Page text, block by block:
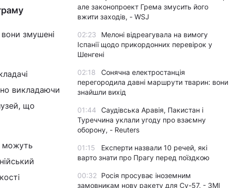
змушені
викладаючи
що
можуть
але законопроект Грема змусить його
вжити заходів, - WSJ
02:23
Мелоні відреагувала на вимогу
Іспанії щодо прикордонних перевірок у
Шенгені
02:18
Сонячна електростанція
перегородила давні маршрути тварин: вони
знайшли вихід
01:44
Саудівська Аравія, Пакистан і
Туреччина уклали угоду про взаємну
оборону, - Reuters
01:15
Експерти назвали 10 речей, які
варто знати про Прагу перед поїздкою
00:32
Росія просуває іноземним
замовникам нову ракету для Су-57, - ЗМІ